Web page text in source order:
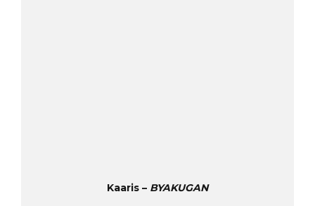
Kaaris – BYAKUGAN